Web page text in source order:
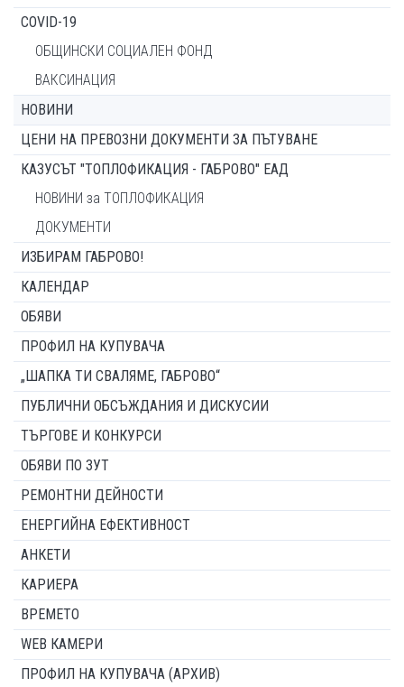
COVID-19
ОБЩИНСКИ СОЦИАЛЕН ФОНД
ВАКСИНАЦИЯ
НОВИНИ
ЦЕНИ НА ПРЕВОЗНИ ДОКУМЕНТИ ЗА ПЪТУВАНЕ
КАЗУСЪТ "ТОПЛОФИКАЦИЯ - ГАБРОВО" ЕАД
НОВИНИ за ТОПЛОФИКАЦИЯ
ДОКУМЕНТИ
ИЗБИРАМ ГАБРОВО!
КАЛЕНДАР
ОБЯВИ
ПРОФИЛ НА КУПУВАЧА
„ШАПКА ТИ СВАЛЯМЕ, ГАБРОВО“
ПУБЛИЧНИ ОБСЪЖДАНИЯ И ДИСКУСИИ
ТЪРГОВЕ И КОНКУРСИ
ОБЯВИ ПО ЗУТ
РЕМОНТНИ ДЕЙНОСТИ
ЕНЕРГИЙНА ЕФЕКТИВНОСТ
АНКЕТИ
КАРИЕРА
ВРЕМЕТО
WEB КАМЕРИ
ПРОФИЛ НА КУПУВАЧА (АРХИВ)